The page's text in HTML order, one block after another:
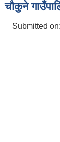
चाैकुने
Submitted on: